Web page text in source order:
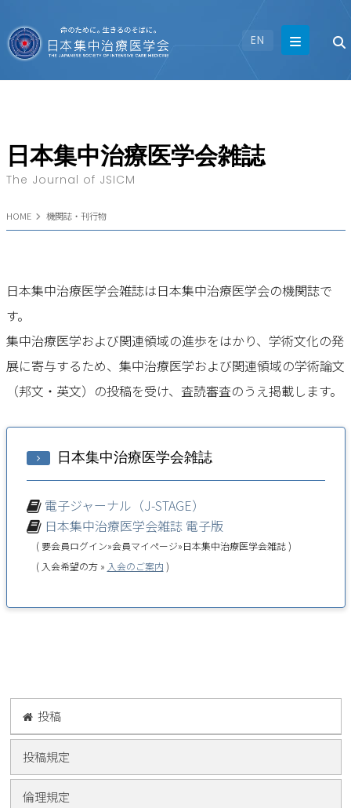
EN
日本集中治療医学会雑誌
The Journal of JSICM
HOME 機関誌・刊行物
日本集中治療医学会雑誌は日本集中治療医学会の機関誌で
す。
集中治療医学および関連領域の進歩をはかり、学術文化の発
展に寄与するため、集中治療医学および関連領域の学術論文
（邦文・英文）の投稿を受け、査読審査のうえ掲載します。
日本集中治療医学会雑誌
電子ジャーナル（J-STAGE）
日本集中治療医学会雑誌 電子版
( 要会員ログイン»会員マイページ»日本集中治療医学会雑誌 )
( 入会希望の方 » 入会のご案内 )
投稿
投稿規定
倫理規定